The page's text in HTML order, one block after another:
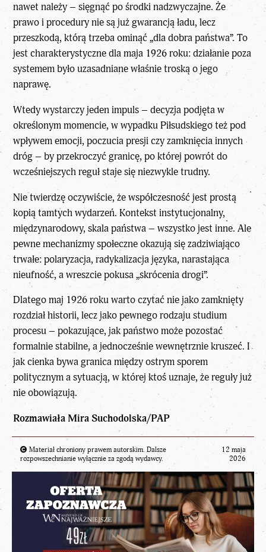
nawet należy – sięgnąć po środki nadzwyczajne. Że
prawo i procedury nie są już gwarancją ładu, lecz
przeszkodą, którą trzeba ominąć „dla dobra państwa”. To
jest charakterystyczne dla maja 1926 roku: działanie poza
systemem było uzasadniane właśnie troską o jego
naprawę.
Wtedy wystarczy jeden impuls – decyzja podjęta w
określonym momencie, w wypadku Piłsudskiego też pod
wpływem emocji, poczucia presji czy zamknięcia innych
dróg – by przekroczyć granicę, po której powrót do
wcześniejszych reguł staje się niezwykle trudny.
Nie twierdzę oczywiście, że współczesność jest prostą
kopią tamtych wydarzeń. Kontekst instytucjonalny,
międzynarodowy, skala państwa – wszystko jest inne. Ale
pewne mechanizmy społeczne okazują się zadziwiająco
trwałe: polaryzacja, radykalizacja języka, narastająca
nieufność, a wreszcie pokusa „skrócenia drogi”.
Dlatego maj 1926 roku warto czytać nie jako zamknięty
rozdział historii, lecz jako pewnego rodzaju studium
procesu – pokazujące, jak państwo może pozostać
formalnie stabilne, a jednocześnie wewnętrznie kruszeć. I
jak cienka bywa granica między ostrym sporem
politycznym a sytuacją, w której ktoś uznaje, że reguły już
nie obowiązują.
Rozmawiała Mira Suchodolska/PAP
Materiał chroniony prawem autorskim. Dalsze
rozpowszechnianie wyłącznie za zgodą wydawcy.
12 maja
2026